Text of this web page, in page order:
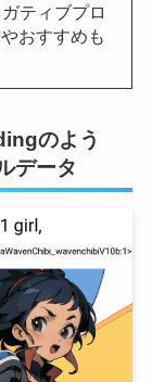
ティブプロ
おすすめも
のよう
データ